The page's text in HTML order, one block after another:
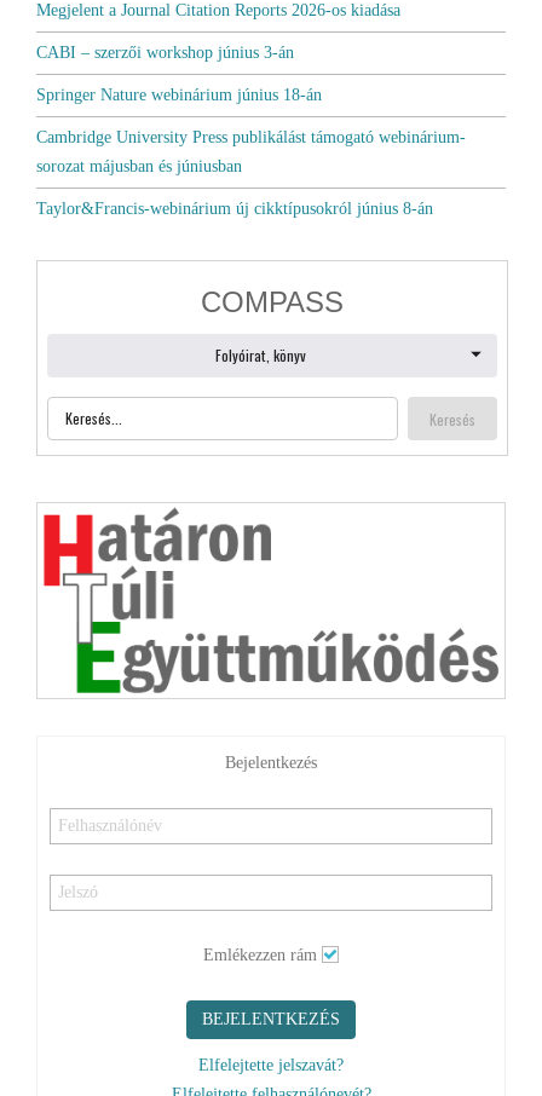
Megjelent a Journal Citation Reports 2026-os kiadása
CABI – szerzői workshop június 3-án
Springer Nature webinárium június 18-án
Cambridge University Press publikálást támogató webinárium-
sorozat májusban és júniusban
Taylor&Francis-webinárium új cikktípusokról június 8-án
Bejelentkezés
Emlékezzen rám
BEJELENTKEZÉS
Elfelejtette jelszavát?